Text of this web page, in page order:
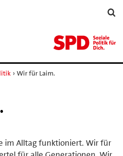
› Wir für Laim.
im Alltag funktioniert. Wir für